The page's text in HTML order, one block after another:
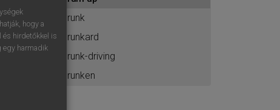
.
drunk
drunkard
drunk-driving
drunken
hogy a
és hirdetőkkel is
egy harmadik